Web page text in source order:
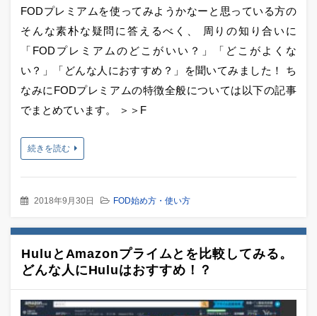
FODプレミアムを使ってみようかなーと思っている方の
そんな素朴な疑問に答えるべく、 周りの知り合いに
「FODプレミアムのどこがいい？」「どこがよくな
い？」「どんな人におすすめ？」を聞いてみました！ ち
なみにFODプレミアムの特徴全般については以下の記事
でまとめています。 ＞＞F
続きを読む
2018年9月30日 FOD始め方・使い方
HuluとAmazonプライムとを比較してみる。
どんな人にHuluはおすすめ！？